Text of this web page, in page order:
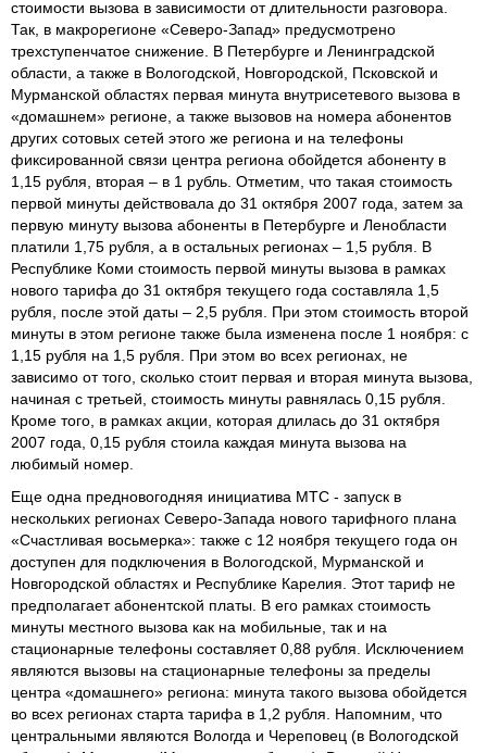
стоимости вызова в зависимости от длительности разговора.
Так, в макрорегионе «Северо-Запад» предусмотрено
трехступенчатое снижение. В Петербурге и Ленинградской
области, а также в Вологодской, Новгородской, Псковской и
Мурманской областях первая минута внутрисетевого вызова в
«домашнем» регионе, а также вызовов на номера абонентов
других сотовых сетей этого же региона и на телефоны
фиксированной связи центра региона обойдется абоненту в
1,15 рубля, вторая – в 1 рубль. Отметим, что такая стоимость
первой минуты действовала до 31 октября 2007 года, затем за
первую минуту вызова абоненты в Петербурге и Ленобласти
платили 1,75 рубля, а в остальных регионах – 1,5 рубля. В
Республике Коми стоимость первой минуты вызова в рамках
нового тарифа до 31 октября текущего года составляла 1,5
рубля, после этой даты – 2,5 рубля. При этом стоимость второй
минуты в этом регионе также была изменена после 1 ноября: с
1,15 рубля на 1,5 рубля. При этом во всех регионах, не
зависимо от того, сколько стоит первая и вторая минута вызова,
начиная с третьей, стоимость минуты равнялась 0,15 рубля.
Кроме того, в рамках акции, которая длилась до 31 октября
2007 года, 0,15 рубля стоила каждая минута вызова на
любимый номер.
Еще одна предновогодняя инициатива МТС - запуск в
нескольких регионах Северо-Запада нового тарифного плана
«Счастливая восьмерка»: также с 12 ноября текущего года он
доступен для подключения в Вологодской, Мурманской и
Новгородской областях и Республике Карелия. Этот тариф не
предполагает абонентской платы. В его рамках стоимость
минуты местного вызова как на мобильные, так и на
стационарные телефоны составляет 0,88 рубля. Исключением
являются вызовы на стационарные телефоны за пределы
центра «домашнего» региона: минута такого вызова обойдется
во всех регионах старта тарифа в 1,2 рубля. Напомним, что
центральными являются Вологда и Череповец (в Вологодской